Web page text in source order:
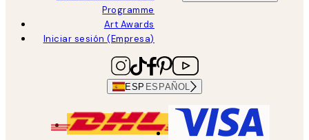
Programme
Art Awards
Iniciar sesión (Empresa)
ESP ESPAÑOL